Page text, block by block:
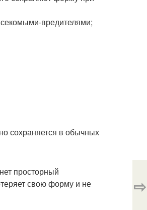
вредителями;
сохраняется в обычных
просторный
свою форму и не
⇨